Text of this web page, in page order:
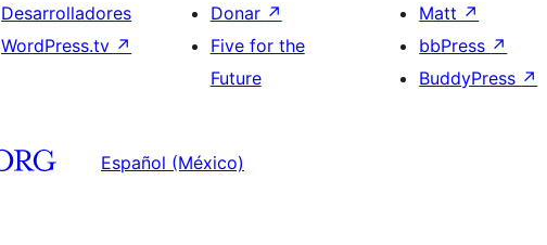
Desarrolladores
WordPress.tv ↗
Donar ↗
Five for the
Future
Matt ↗
bbPress ↗
BuddyPress ↗
Español (México)